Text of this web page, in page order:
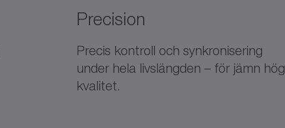
Precision
Precis kontroll och synkronisering
under hela livslängden – för jämn hög
kvalitet.